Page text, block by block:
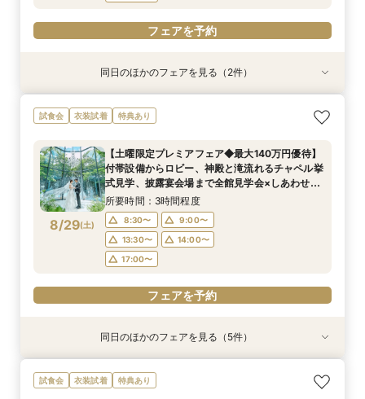
フェアを予約
衣装試着 特典あり
8/28(金)
【少人数プラン相談会】専用の貸切別邸OPEN&
贅沢無料試食
11:00〜
11:30〜
12:00〜
15:00〜
15:30〜
フェアを予約
特典あり
8/28(金)
マイナビ限定★当館人気NO,1◆豪華国産「しあ
わせ絆牛」絶品試食付◆
11:00〜
11:30〜
12:00〜
15:00〜
15:30〜
フェアを予約
同日のほかのフェアを見る（2件）
試食会 衣装試着 特典あり
8/29(土)
【土曜限定プレミアフェア◆最大140万円優待】
付帯設備からロビー、神殿と滝流れるチャペル挙
式見学、披露宴会場まで全館見学会×しあわせ絆
牛無料試食会×おふたりに合わせた見積りシュミ
レーション
所要時間：3時間程度
8:30〜
9:00〜
13:30〜
14:00〜
17:00〜
フェアを予約
衣装試着 特典あり
【少人数プラン相談会】専用の貸切別邸OPEN&
贅沢無料試食
特典あり
【神前挙式をご検討の方へ】神殿「凛」見学＆和
フレンチ無料試食
特典あり
【初めての式場見学の方も安心】豪華試食付きウ
エディング相談会
衣装試着 特典あり
《新チャペルOPEN記念◆8大特典≫木目×ナ
チュラルチャペル体験
衣装試着 特典あり
マイナビ限定【料理重視派必見】和牛フィレ肉×
懐石フレンチコース美食会
同日のほかのフェアを見る（5件）
試食会 衣装試着 特典あり